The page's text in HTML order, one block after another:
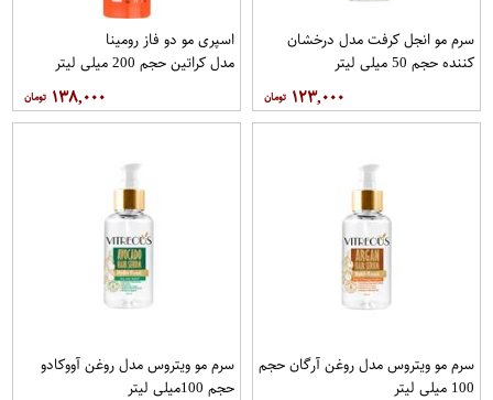
سرم مو انجل کرفت مدل درخشان
کننده حجم 50 میلی لیتر
۱۲۳,۰۰۰
اسپری مو دو فاز رومینا
مدل کراتین حجم 200 میلی لیتر
۱۳۸,۰۰۰
سرم مو ویتروس مدل روغن آرگان حجم
100 میلی لیتر
سرم مو ویتروس مدل روغن آووکادو
حجم 100میلی لیتر